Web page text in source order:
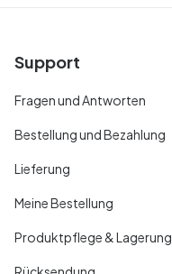
Support
Fragen und Antworten
Bestellung und Bezahlung
Lieferung
Meine Bestellung
Produktpflege & Lagerung